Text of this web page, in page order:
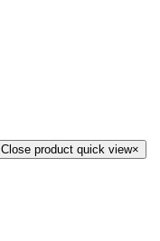
Close product quick view×